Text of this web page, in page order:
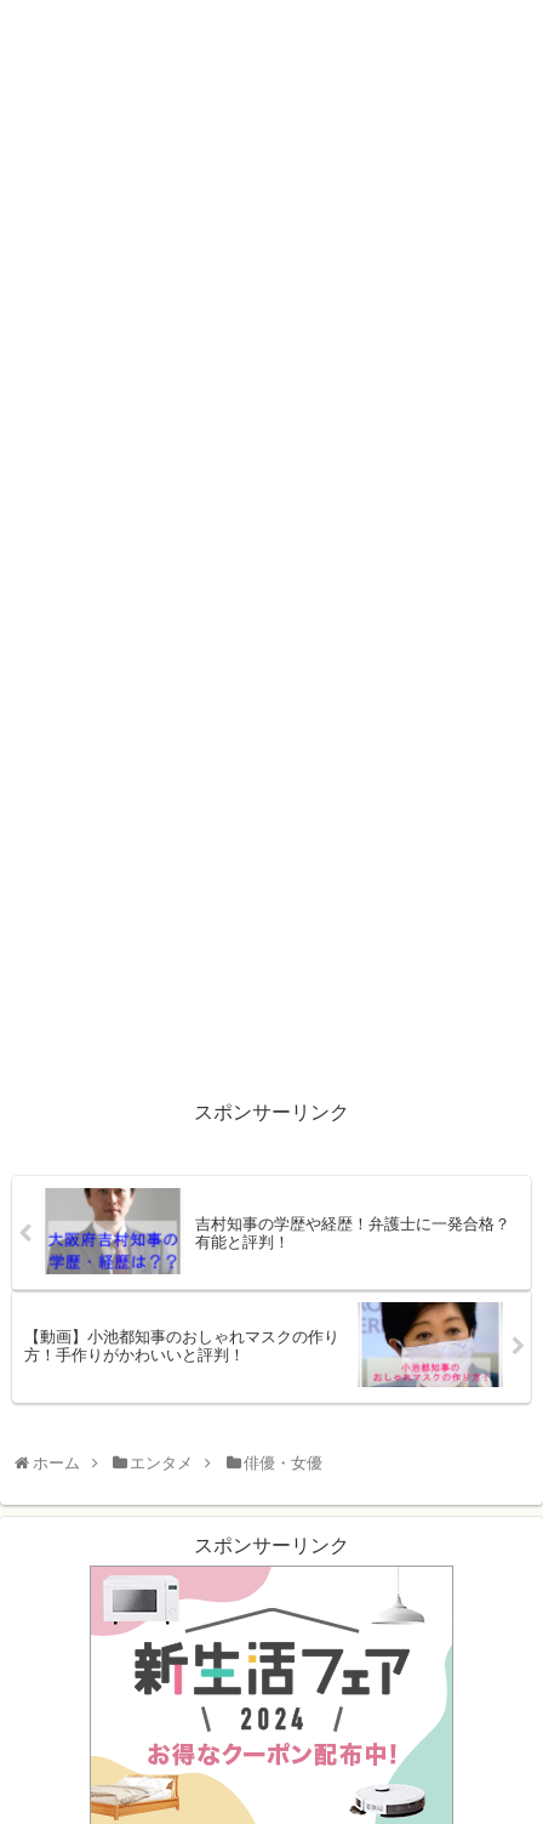
スポンサーリンク
吉村知事の学歴や経歴！弁護士に一発合格？
有能と評判！
【動画】小池都知事のおしゃれマスクの作り
方！手作りがかわいいと評判！
ホーム エンタメ 俳優・女優
スポンサーリンク